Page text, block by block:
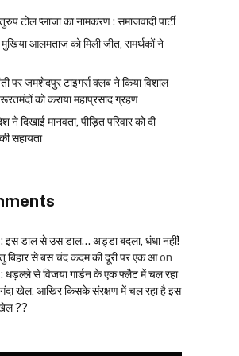
टोल प्लाजा का नामकरण : समाजवादी पार्टी
आलमताज़ को मिली जीत, समर्थकों ने
पर जमशेदपुर टाइगर्स क्लब ने किया विशाल
को कराया महाप्रसाद ग्रहण
दिखाई मानवता, पीड़ित परिवार को दी
सहायता
इस डाल से उस डाल… अड्डा बदला, धंधा नहीं!
बिहार से बस चंद कदम की दूरी पर एक आon
से विजया गार्डन के एक फ्लैट में चल रहा
गंदा खेल, आखिर किसके संरक्षण में चल रहा है इस
खेल ??